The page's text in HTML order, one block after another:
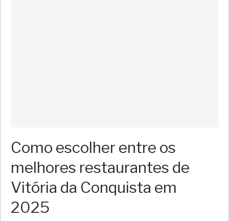
Como escolher entre os
melhores restaurantes de
Vitória da Conquista em
2025